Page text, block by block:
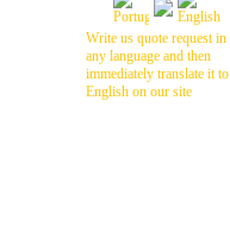
Write us quote request in
any language and then
immediately translate it to
English on our site